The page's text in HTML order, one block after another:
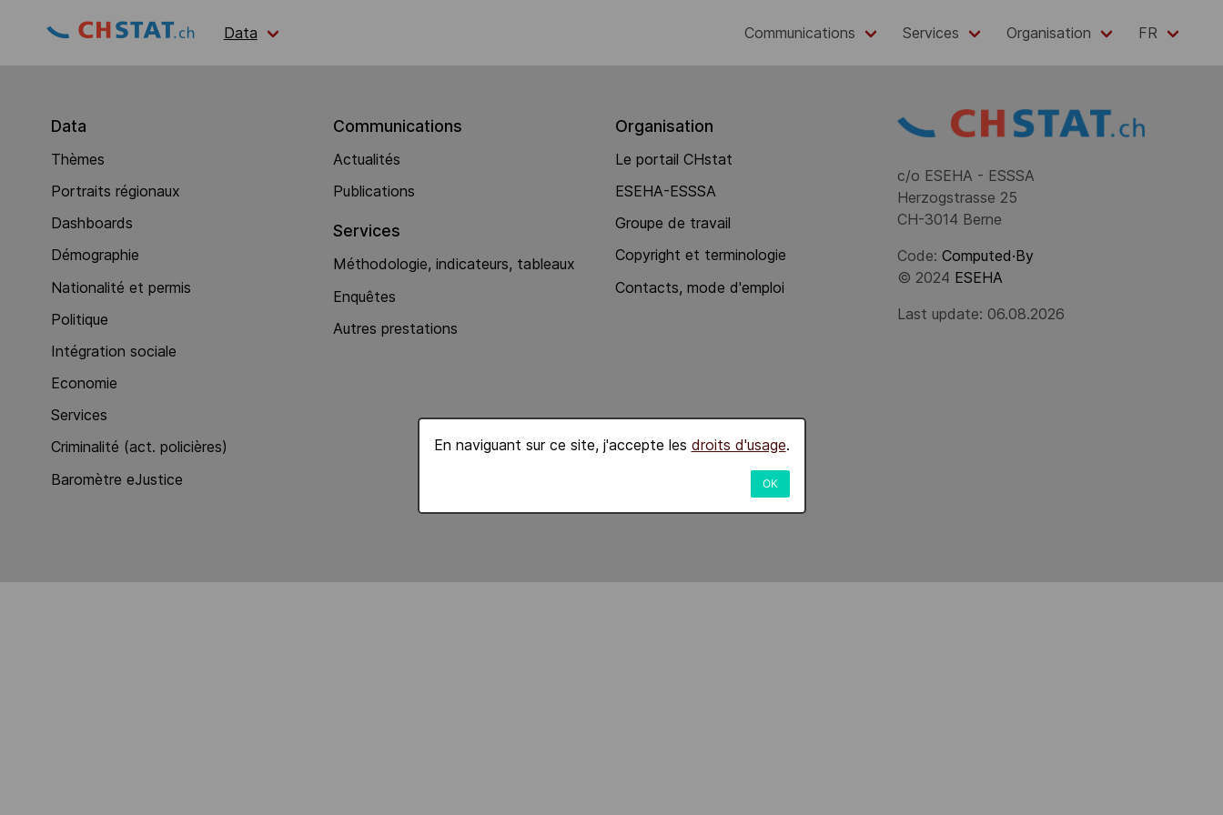
Data Communications Services Organisation FR
En naviguant sur ce site, j'accepte les droits d'usage.
OK
Data
Thèmes
Portraits régionaux
Dashboards
Démographie
Nationalité et permis
Politique
Intégration sociale
Economie
Services
Criminalité (act. policières)
Baromètre eJustice
Communications
Actualités
Publications
Services
Méthodologie, indicateurs, tableaux
Enquêtes
Autres prestations
Organisation
Le portail CHstat
ESEHA-ESSSA
Groupe de travail
Copyright et terminologie
Contacts, mode d'emploi
c/o ESEHA - ESSSA
Herzogstrasse 25
CH-3014 Berne
Code: Computed·By
© 2024 ESEHA
Last update: 06.08.2026